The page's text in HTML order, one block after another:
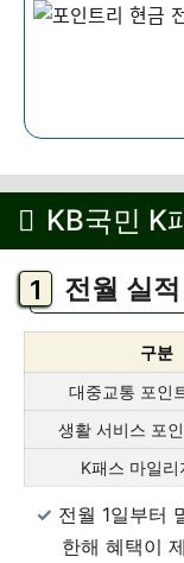
KB국민 K
전월 실
구분
대중교통 포인
생활 서비스 포
K패스 마일리
전월 1일부터
한해 혜택이